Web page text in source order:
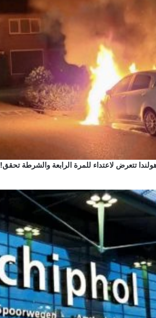
تتعرض لاعتداء للمرة الرابعة والشرطة تحقق!